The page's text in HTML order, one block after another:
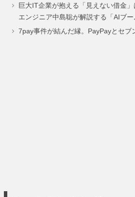
巨大IT企業が抱える「見えない借金
エンジニア中島聡が解説する「AIブ
7pay事件が結んだ縁。PayPayとセブ